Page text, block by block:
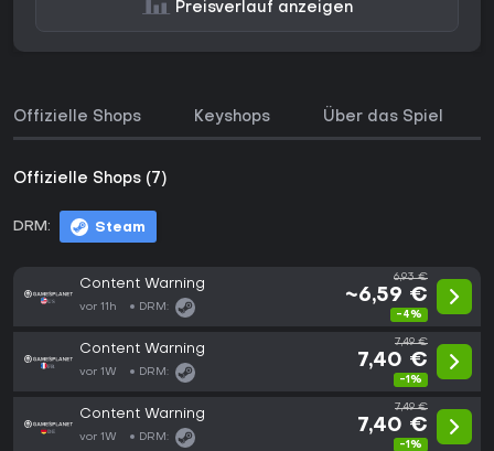
Preisverlauf anzeigen
Offizielle Shops Keyshops Über das Spiel
Offizielle Shops (7)
DRM: Steam
Content Warning
vor 11h DRM:
6,93 €
~6,59 €
-4%
Content Warning
vor 1W DRM:
7,49 €
7,40 €
-1%
Content Warning
vor 1W DRM:
7,49 €
7,40 €
-1%